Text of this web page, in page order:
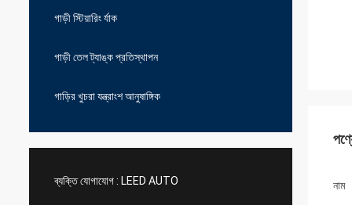
গাড়ী স্টিয়ারিং র্যাক
গাড়ী তেল ট্যাঙ্ক প্রতিস্থাপন
গাড়ির খুচরা যন্ত্রাংশ আনুষাঙ্গিক
ব্যক্তি যোগাযোগ : LEED AUTO নাম